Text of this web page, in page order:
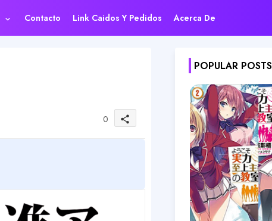
Contacto Link Caidos Y Pedidos Acerca De
0 share
POPULAR POSTS